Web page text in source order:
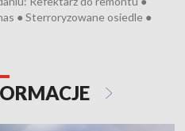
● Sterroryzowane osiedle ●